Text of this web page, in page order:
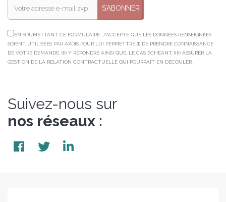
S’ABONNER
EN SOUMETTANT CE FORMULAIRE, J'ACCEPTE QUE LES DONNÉES RENSEIGNÉES
SOIENT UTILISÉES PAR AXDIS POUR LUI PERMETTRE (I) DE PRENDRE CONNAISSANCE
DE VOTRE DEMANDE, (II) Y RÉPONDRE AINSI QUE, LE CAS ÉCHÉANT, (III) ASSURER LA
GESTION DE LA RELATION CONTRACTUELLE QUI POURRAIT EN DÉCOULER.
Suivez-nous sur
nos réseaux :